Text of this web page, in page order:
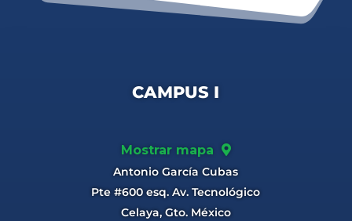
CAMPUS I
Mostrar mapa
Antonio García Cubas
Pte #600 esq. Av. Tecnológico
Celaya, Gto. México